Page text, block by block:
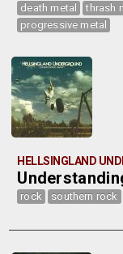
death metal thrash
progressive metal
HELLSINGLAND
rock southern rock